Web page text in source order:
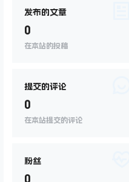
发布的文章
0
在本站的投稿
提交的评论
0
在本站提交的评论
粉丝
0